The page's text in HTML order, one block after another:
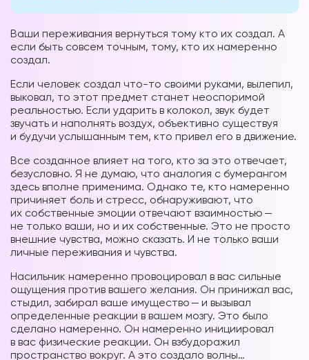
Ваши переживания вернуться тому кто их создал. А
если быть совсем точным, тому, кто их намеренно
создал.
Если человек создал что-то своими руками, вылепил,
выковал, то этот предмет станет неоспоримой
реальностью. Если ударить в колокол, звук будет
звучать и наполнять воздух, объективно существуя
и будучи услышанным тем, кто привел его в движение.
Все созданное влияет на того, кто за это отвечает,
безусловно. Я не думаю, что аналогия с бумерангом
здесь вполне применима. Однако те, кто намеренно
причиняет боль и стресс, обнаруживают, что
их собственные эмоции отвечают взаимностью —
не только ваши, но и их собственные. Это не просто
внешние чувства, можно сказать. И не только ваши
личные переживания и чувства.
Насильник намеренно провоцировал в вас сильные
ощущения против вашего желания. Он принижал вас,
стыдил, забирал ваше имущество — и вызывал
определенные реакции в вашем мозгу. Это было
сделано намеренно. Он намеренно инициировал
в вас физические реакции. Он взбудоражил
пространство вокруг. А это создало волны…